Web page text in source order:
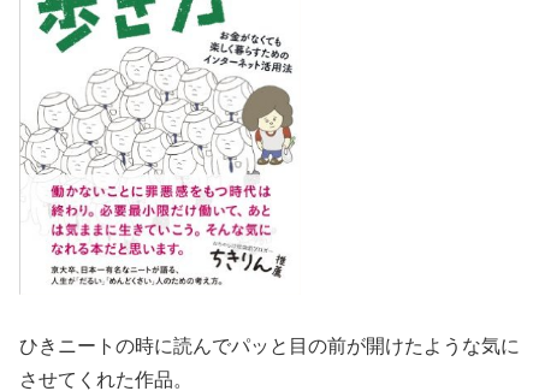
ひきニートの時に読んでパッと目の前が開けたような気に
させてくれた作品。